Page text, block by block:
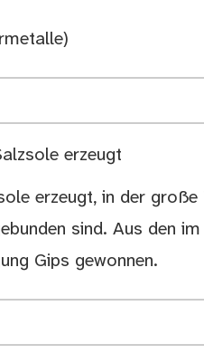
erzeugt
erzeugt, in der
sind. Aus den
Gips gewonnen.